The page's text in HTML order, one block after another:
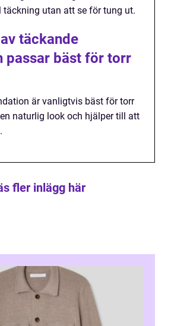
täckning utan att se för tung ut.
täckande
passar bäst för torr
är vanligtvis bäst för torr
naturlig look och hjälper till att
fler inlägg här